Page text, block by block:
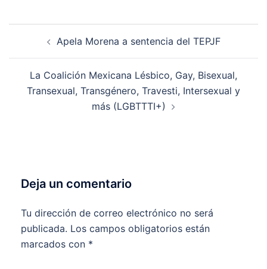
Apela Morena a sentencia del TEPJF
La Coalición Mexicana Lésbico, Gay, Bisexual,
Transexual, Transgénero, Travesti, Intersexual y
más (LGBTTTI+)
Deja un comentario
Tu dirección de correo electrónico no será
publicada. Los campos obligatorios están
marcados con *